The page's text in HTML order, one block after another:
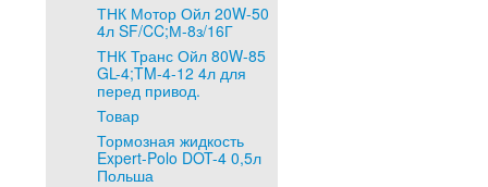
ТНК Мотор Ойл 20W-50
4л SF/CC;М-8з/16Г
ТНК Транс Ойл 80W-85
GL-4;TM-4-12 4л для
перед привод.
Товар
Тормозная жидкость
Expert-Polo DOT-4 0,5л
Польша